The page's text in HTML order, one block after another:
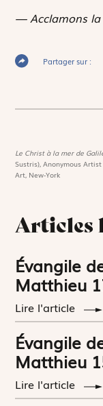
— Acclamons la
Partager sur :
Le Christ à la mer de
Sustris), Anonymous
Art, New-York
Articles
Évangile
Matthieu
Lire l'article
Évangile
Matthieu
Lire l'article